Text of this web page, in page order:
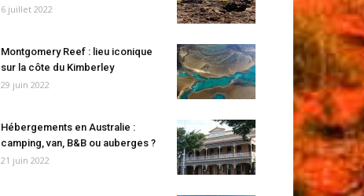
6 juillet 2022
Montgomery Reef : lieu iconique
sur la côte du Kimberley
29 juin 2022
Hébergements en Australie :
camping, van, B&B ou auberges ?
21 juin 2022